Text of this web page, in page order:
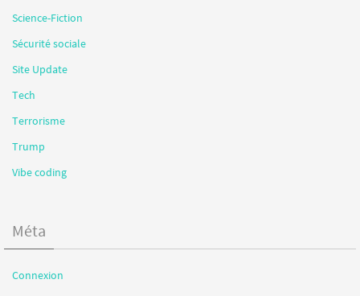
Science-Fiction
Sécurité sociale
Site Update
Tech
Terrorisme
Trump
Vibe coding
Méta
Connexion